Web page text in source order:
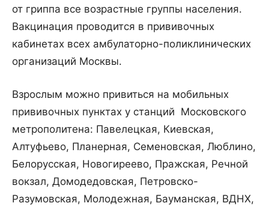
от гриппа все возрастные группы населения.
Вакцинация проводится в прививочных
кабинетах всех амбулаторно-поликлинических
организаций Москвы.
Взрослым можно привиться на мобильных
прививочных пунктах у станций Московского
метрополитена: Павелецкая, Киевская,
Алтуфьево, Планерная, Семеновская, Люблино,
Белорусская, Новогиреево, Пражская, Речной
вокзал, Домодедовская, Петровско-
Разумовская, Молодежная, Бауманская, ВДНХ,